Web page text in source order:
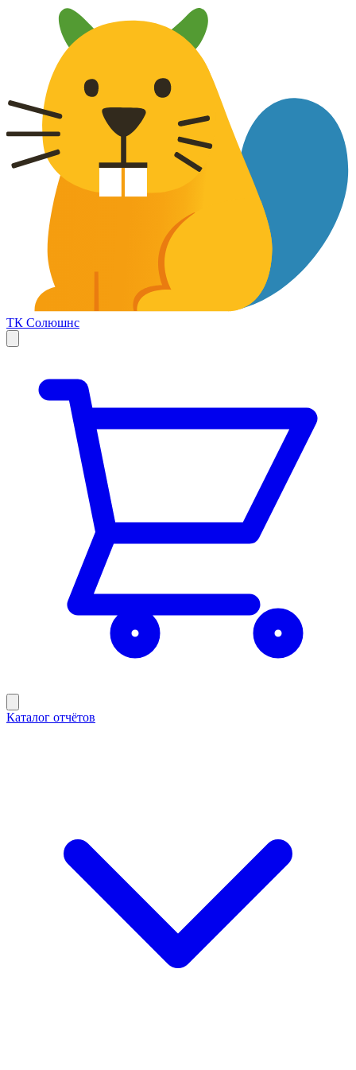
ТК Солюшнс
Каталог отчётов